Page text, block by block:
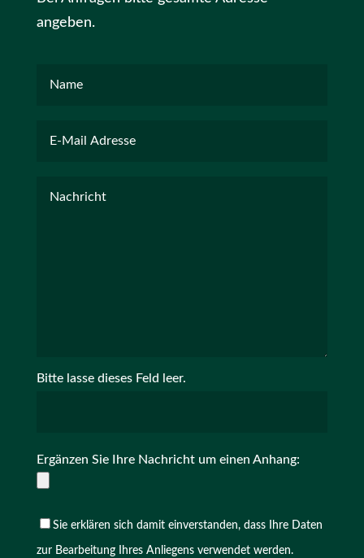
angeben.
Bitte lasse dieses Feld leer.
Ergänzen Sie Ihre Nachricht um einen Anhang:
Sie erklären sich damit einverstanden, dass Ihre Daten
zur Bearbeitung Ihres Anliegens verwendet werden.